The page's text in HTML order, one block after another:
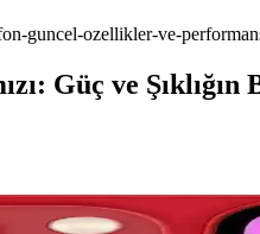
guncel-ozellikler-ve-
Güç ve Şıklığın